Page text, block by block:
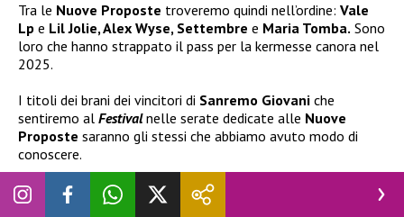
Tra le Nuove Proposte troveremo quindi nell’ordine: Vale
Lp e Lil Jolie, Alex Wyse, Settembre e Maria Tomba. Sono
loro che hanno strappato il pass per la kermesse canora nel
2025.
I titoli dei brani dei vincitori di Sanremo Giovani che
sentiremo al Festivalnelle serate dedicate alle Nuove
Proposte saranno gli stessi che abbiamo avuto modo di
conoscere.
Congratulazioni dunque ai vincitori di
2024
che ritroveremo nuovamente al prossimo